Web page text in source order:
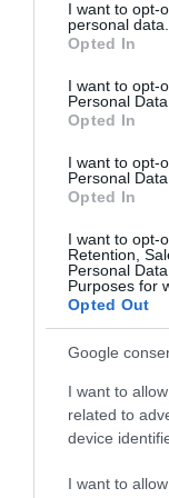
not limited to your
grant or deny
use your data for
consent section.
I want to opt-
personal data.
Opted In
I want to opt-
Personal Data.
Opted In
I want to opt-
Personal
Opted In
I want to opt-
Retention,
Personal
Purposes for
Opted Out
Google
I want to
related to
device
I want to
rossz
térállás biztosítja
így a levelek
után. Ez
A levéltetvek
különösen
terjeszthetnek. A
nagy szerepe
rovaroknak,
hosszú távon a
A frézia jó
levendulával
(Allium
Ezek a növények